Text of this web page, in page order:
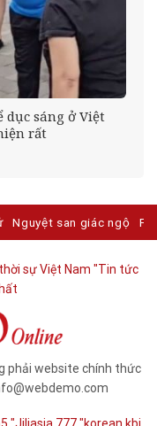
dục sáng ở Việt
rất
Nguyệt san giác ngộ
sự Việt Nam "Tin tức
phải website chính thức